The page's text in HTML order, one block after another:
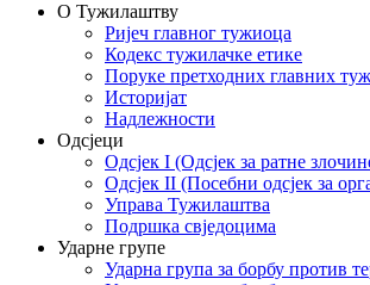
О Тужилаштву
Ријеч главног тужиоца
Кодекс тужилачке етике
Поруке претходних главних
Историјат
Надлежности
Одсјеци
Одсјек I (Одсјек за ратне
Одсјек II (Посебни одсјек за
Управа Тужилаштва
Подршка свједоцима
Ударне групе
Ударна група за борбу против